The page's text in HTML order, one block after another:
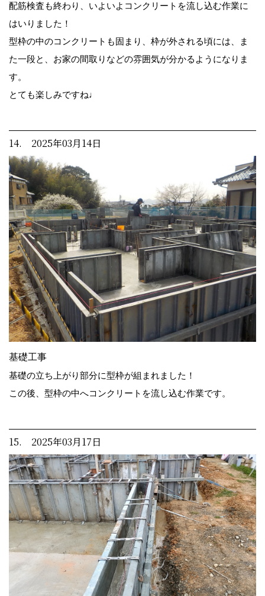
配筋検査も終わり、いよいよコンクリートを流し込む作業に
はいりました！
型枠の中のコンクリートも固まり、枠が外される頃には、ま
た一段と、お家の間取りなどの雰囲気が分かるようになりま
す。
とても楽しみですね♩
14. 2025年03月14日
基礎工事
基礎の立ち上がり部分に型枠が組まれました！
この後、型枠の中へコンクリートを流し込む作業です。
15. 2025年03月17日